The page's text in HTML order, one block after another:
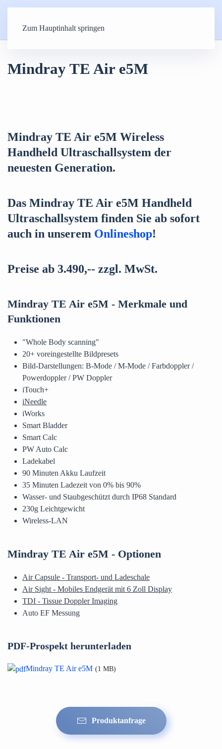
Zum Hauptinhalt springen
Mindray TE Air e5M
Mindray TE Air e5M Wireless
Handheld Ultraschallsystem der
neuesten Generation.
Das Mindray TE Air e5M Handheld
Ultraschallsystem finden Sie ab sofort
auch in unserem Onlineshop!
Preise ab 3.490,-- zzgl. MwSt.
Mindray TE Air e5M - Merkmale und
Funktionen
"Whole Body scanning"
20+ voreingestellte Bildpresets
Bild-Darstellungen: B-Mode / M-Mode / Farbdoppler /
Powerdoppler / PW Doppler
iTouch+
iNeedle
iWorks
Smart Bladder
Smart Calc
PW Auto Calc
Ladekabel
90 Minuten Akku Laufzeit
35 Minuten Ladezeit von 0% bis 90%
Wasser- und Staubgeschützt durch IP68 Standard
230g Leichtgewicht
Wireless-LAN
Mindray TE Air e5M - Optionen
Air Capsule - Transport- und Ladeschale
Air Sight - Mobiles Endgerät mit 6 Zoll Display
TDI - Tissue Doppler Imaging
Auto EF Messung
PDF-Prospekt herunterladen
Mindray TE Air e5M 1 MB
Produktanfrage